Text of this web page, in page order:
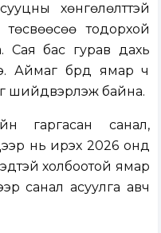
хөнгөлөлттэй
тодорхой
Сая бас гурав дахь
Аймаг бүрд ямар ч
шийдвэрлэж байна.
гаргасан санал,
нь ирэх 2026 онд
холбоотой ямар
санал асуулга авч